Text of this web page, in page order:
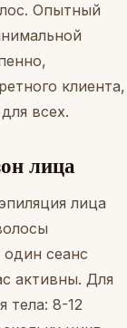
Опытный
клиента,
всех.
лица
лица
один сеанс
активны. Для
тела: 8-12